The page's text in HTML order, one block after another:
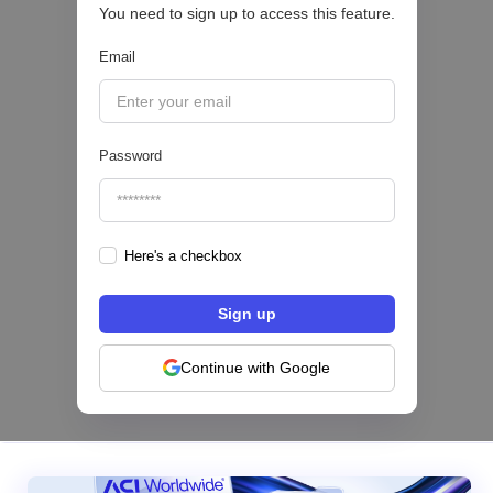
You need to sign up to access this feature.
Email
Password
Here's a checkbox
Continue with Google
Sofía Neira Gómez
Los bancos se están dividiendo en dos
categorías frente a la IA | Mambu
August6